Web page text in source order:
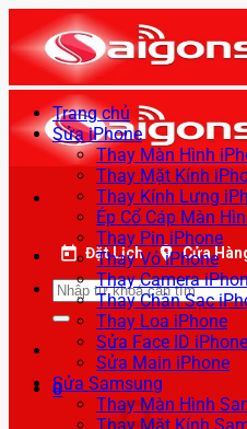
qua
nội
dung
Đặt Lịch Cửa
Tìm
kiếm:
0
Trang chủ
Sửa iPhone
Thay Màn Hình
Thay Mặt Kính
Thay Kính Lưng
Ép Cổ Cáp Màn
Thay Pin iPhone
Thay Vỏ iPhone
Thay Camera
Thay Chân Sạc
Thay Loa iPhone
Sửa Face ID iPhone
Sửa Main iPhone
Sửa Samsung
Thay Màn Hình